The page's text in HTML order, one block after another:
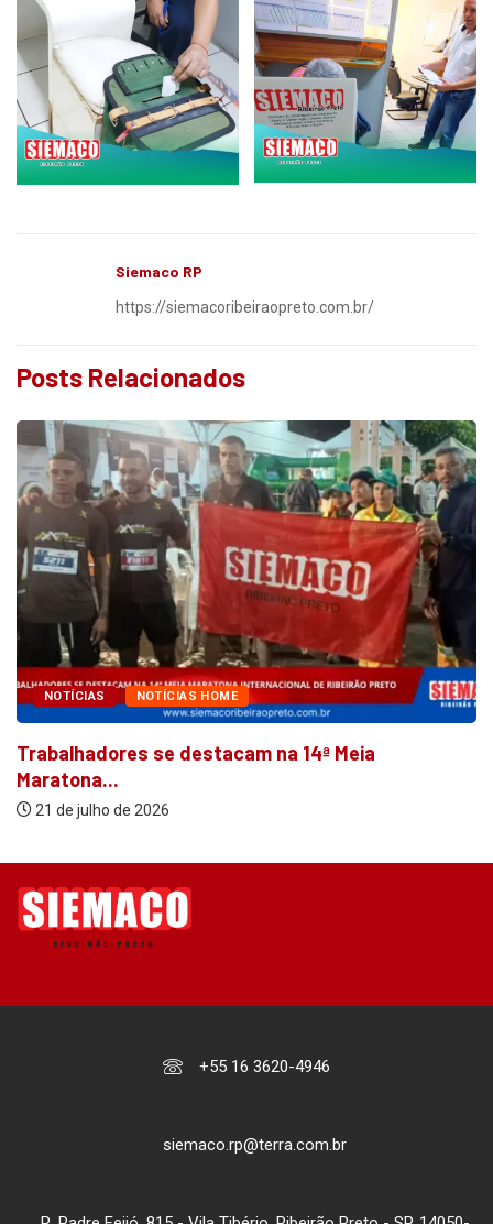
Siemaco RP
https://siemacoribeiraopreto.com.br/
Posts Relacionados
NOTÍCIAS NOTÍCIAS HOME
Trabalhadores se destacam na 14ª Meia
Maratona...
21 de julho de 2026
+55 16 3620-4946
siemaco.rp@terra.com.br